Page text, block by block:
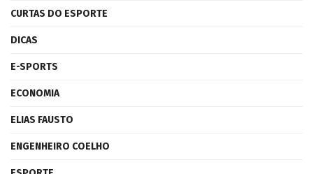
CURTAS DO ESPORTE
DICAS
E-SPORTS
ECONOMIA
ELIAS FAUSTO
ENGENHEIRO COELHO